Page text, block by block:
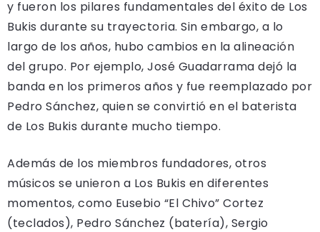
y fueron los pilares fundamentales del éxito de Los
Bukis durante su trayectoria. Sin embargo, a lo
largo de los años, hubo cambios en la alineación
del grupo. Por ejemplo, José Guadarrama dejó la
banda en los primeros años y fue reemplazado por
Pedro Sánchez, quien se convirtió en el baterista
de Los Bukis durante mucho tiempo.
Además de los miembros fundadores, otros
músicos se unieron a Los Bukis en diferentes
momentos, como Eusebio “El Chivo” Cortez
(teclados), Pedro Sánchez (batería), Sergio